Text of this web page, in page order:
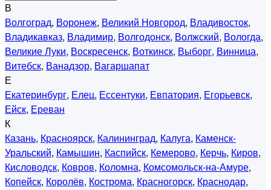
В
Волгоград, Воронеж, Великий Новгород, Владивосток,
Владикавказ, Владимир, Волгодонск, Волжский, Вологда,
Великие Луки, Воскресенск, Воткинск, Выборг, Винница,
Витебск, Ванадзор, Вагаршапат
Е
Екатеринбург, Елец, Ессентуки, Евпатория, Егорьевск,
Ейск, Ереван
К
Казань, Красноярск, Калининград, Калуга, Каменск-
Уральский, Камышин, Каспийск, Кемерово, Керчь, Киров,
Кисловодск, Ковров, Коломна, Комсомольск-на-Амуре,
Копейск, Королёв, Кострома, Красногорск, Краснодар,